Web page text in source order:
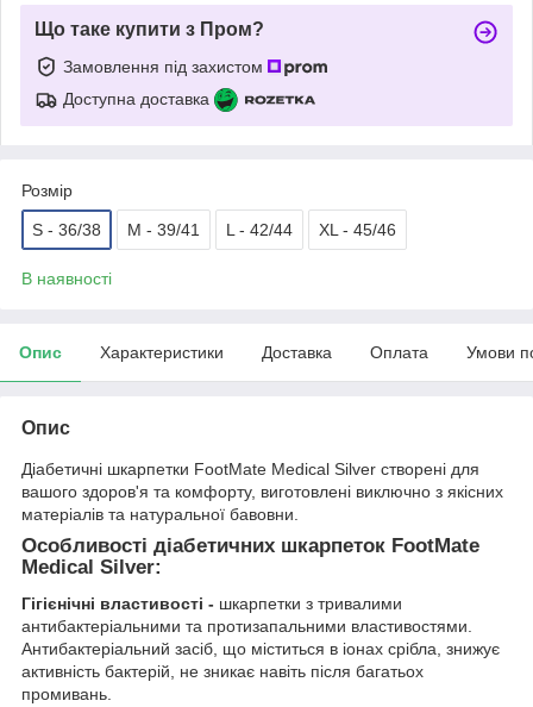
Що таке купити з Пром?
Замовлення під захистом
Доступна доставка
Розмір
S - 36/38 M - 39/41 L - 42/44 XL - 45/46
В наявності
Опис Характеристики Доставка Оплата Умови
Опис
Діабетичні шкарпетки FootMate Medical Silver створені для
вашого здоров'я та комфорту, виготовлені виключно з якісних
матеріалів та натуральної бавовни.
Особливості діабетичних шкарпеток FootMate
Medical Silver:
Гігієнічні властивості - шкарпетки з тривалими
антибактеріальними та протизапальними властивостями.
Антибактеріальний засіб, що міститься в іонах срібла, знижує
активність бактерій, не зникає навіть після багатьох
промивань.